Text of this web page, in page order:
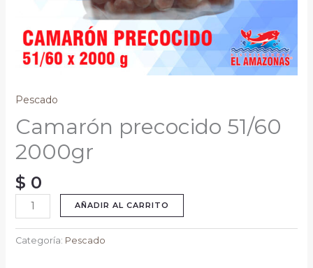
Pescado
Camarón precocido 51/60
2000gr
$ 0
AÑADIR AL CARRITO
Categoría: Pescado